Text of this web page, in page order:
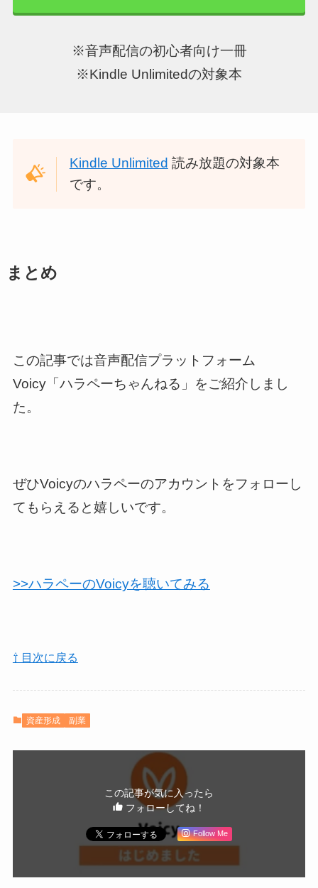
※音声配信の初心者向け一冊
※Kindle Unlimitedの対象本
Kindle Unlimited 読み放題の対象本
です。
まとめ
この記事では音声配信プラットフォーム
Voicy「ハラペーちゃんねる」をご紹介しまし
た。
ぜひVoicyのハラペーのアカウントをフォローし
てもらえると嬉しいです。
>>ハラペーのVoicyを聴いてみる
⇧ 目次に戻る
資産形成 副業
この記事が気に入ったら
フォローしてね！
Follow Me